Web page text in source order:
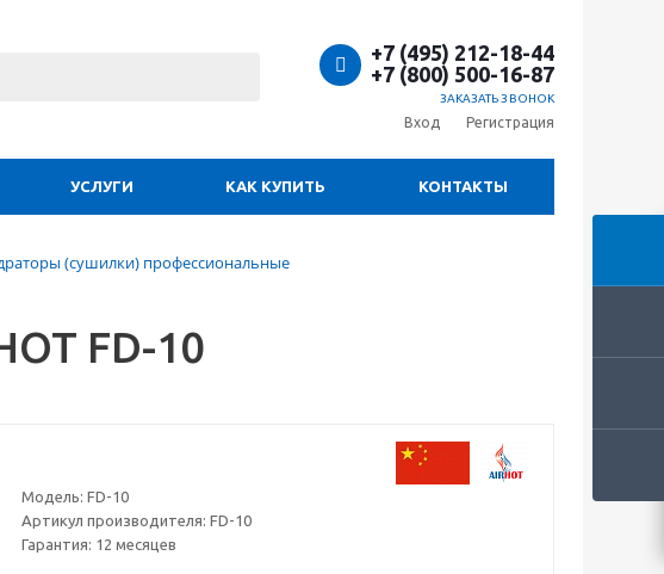
+7 (495) 212-18-44
+7 (800) 500-16-87
ЗАКАЗАТЬ ЗВОНОК
Вход Регистрация
УСЛУГИ КАК КУПИТЬ КОНТАКТЫ
(сушилки) профессиональные
FD-10
Модель: FD-10
Артикул производителя: FD-10
Гарантия: 12 месяцев